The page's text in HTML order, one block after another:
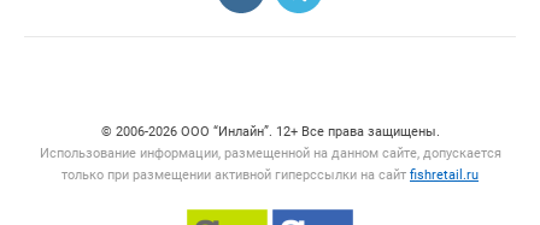
© 2006‑2026 ООО “Инлайн”. 12+ Все права защищены.
Использование информации, размещенной на данном сайте, допускается
только при размещении активной гиперссылки на сайт fishretail.ru